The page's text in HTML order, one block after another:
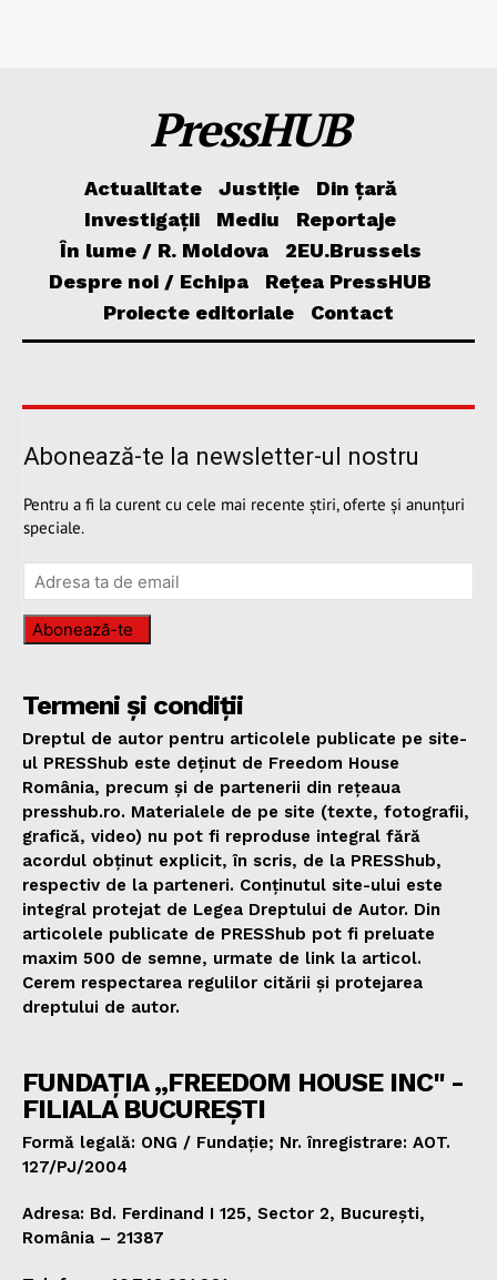
PressHUB
Actualitate Justiție
Din țară
Investigații
Mediu
Reportaje
În lume / R. Moldova
2EU.Brussels
Despre noi / Echipa
Rețea PressHUB
Proiecte editoriale
Contact
Abonează-te la newsletter-ul nostru
Pentru a fi la curent cu cele mai recente știri, oferte și anunțuri
speciale.
Abonează-te
Termeni și condiții
Dreptul de autor pentru articolele publicate pe site-
ul PRESShub este deținut de Freedom House
România, precum și de partenerii din rețeaua
presshub.ro. Materialele de pe site (texte, fotografii,
grafică, video) nu pot fi reproduse integral fără
acordul obținut explicit, în scris, de la PRESShub,
respectiv de la parteneri. Conținutul site-ului este
integral protejat de Legea Dreptului de Autor. Din
articolele publicate de PRESShub pot fi preluate
maxim 500 de semne, urmate de link la articol.
Cerem respectarea regulilor citării și protejarea
dreptului de autor.
FUNDAȚIA „FREEDOM HOUSE INC" -
FILIALA BUCUREȘTI
Formă legală: ONG / Fundație; Nr. înregistrare: AOT.
127/PJ/2004
Adresa: Bd. Ferdinand I 125, Sector 2, București,
România – 21387